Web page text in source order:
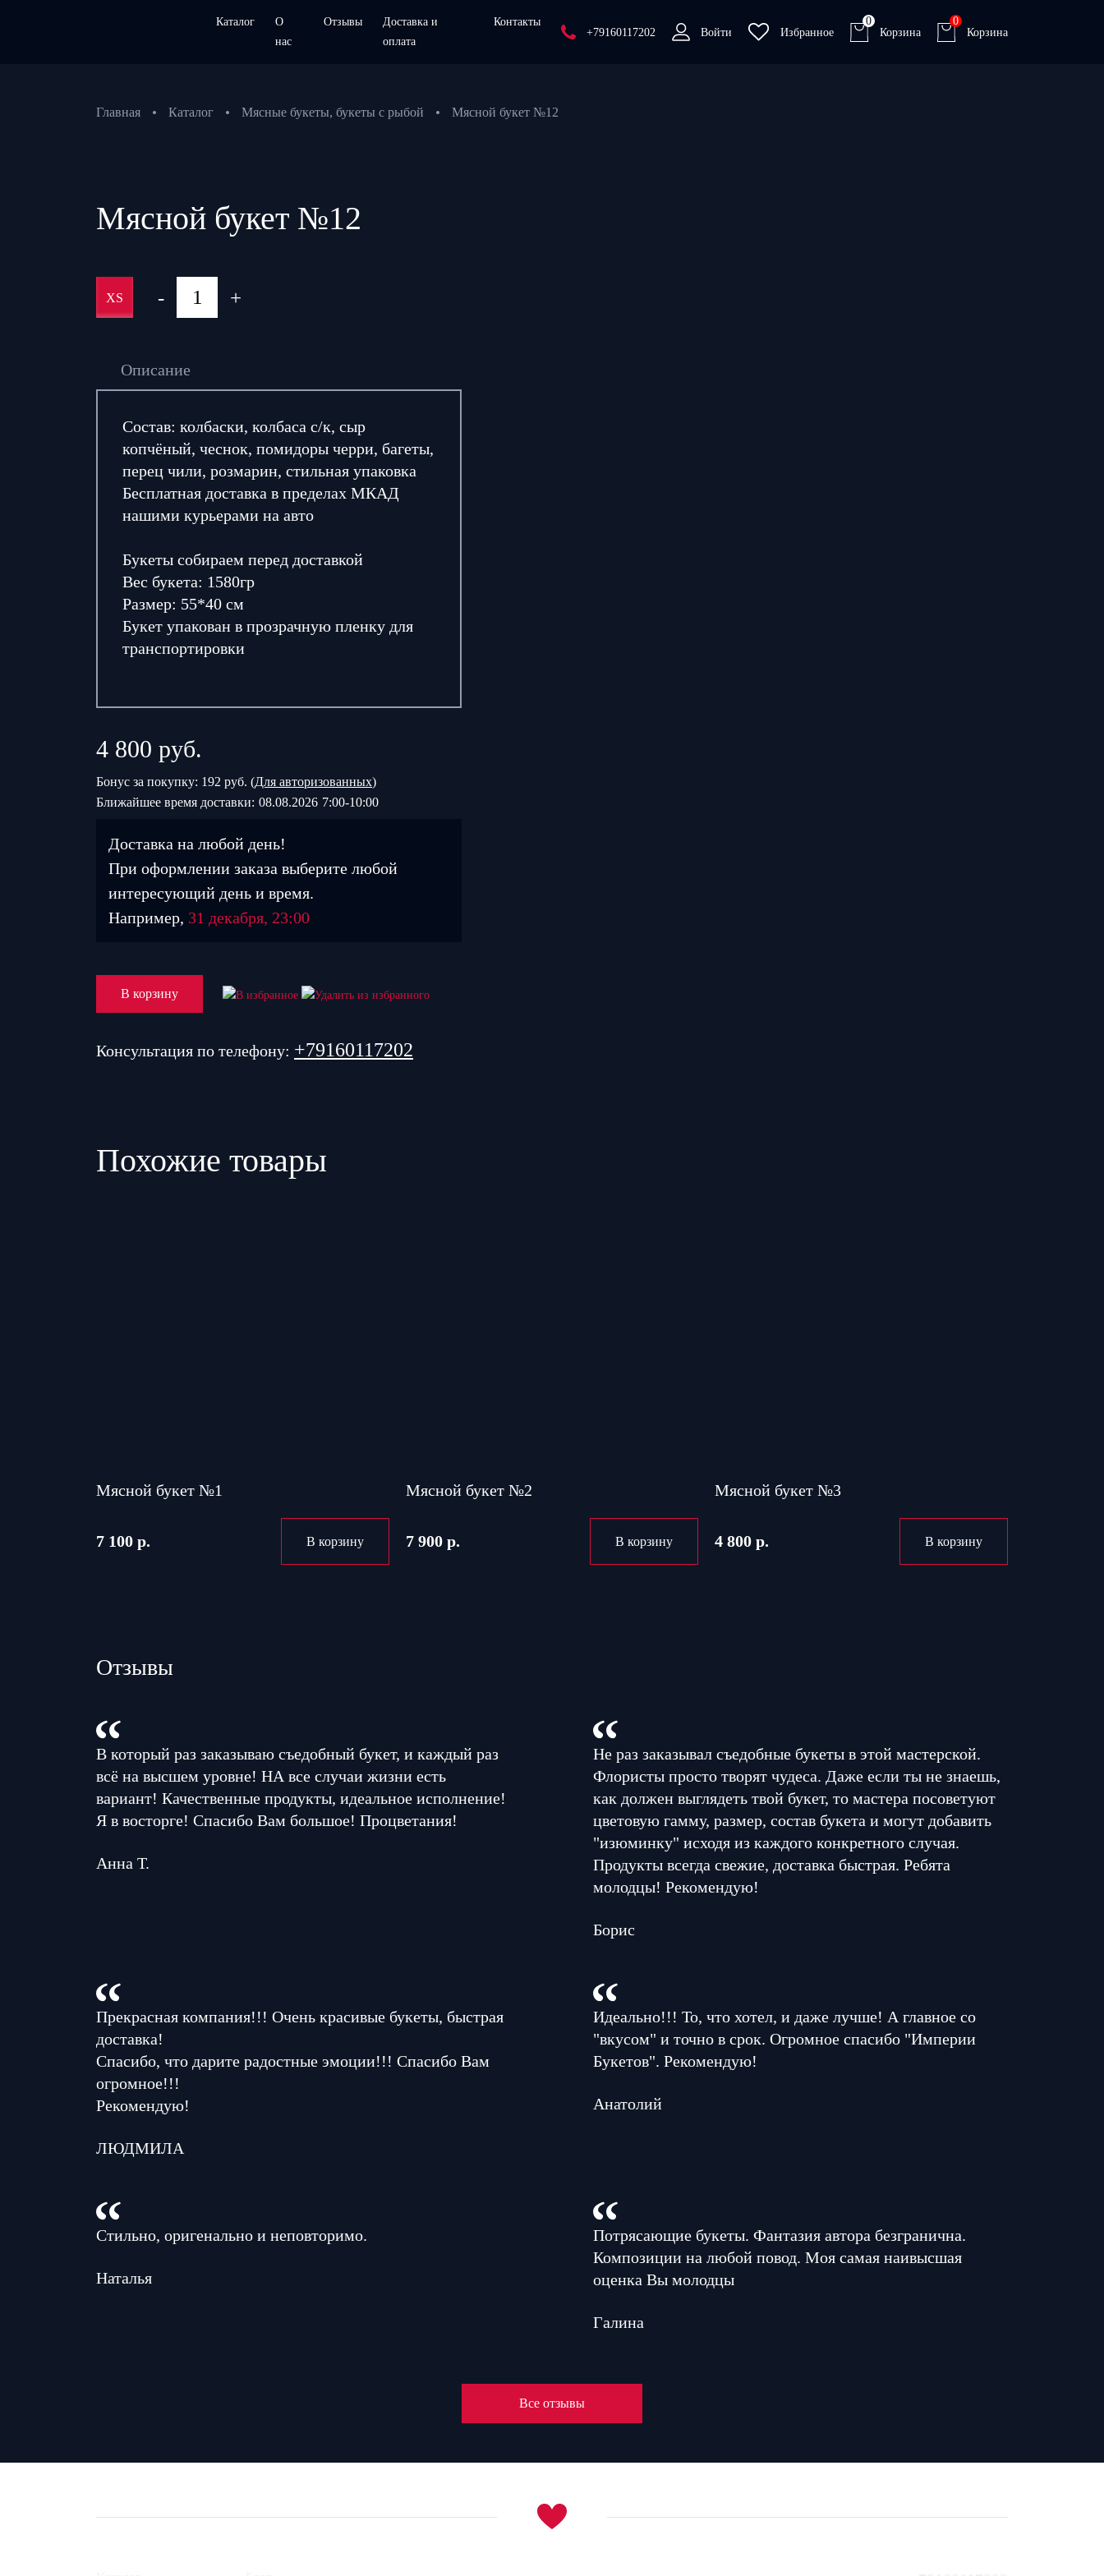
Каталог
О
нас
Отзывы
Доставка и
оплата
Контакты
+79160117202
Войти Избранное
0
Корзина
0
Корзина
Главная Каталог Мясные букеты, букеты с рыбой Мясной букет №12
Мясной букет №12
XS - +
Описание
Состав: колбаски, колбаса с/к, сыр
копчёный, чеснок, помидоры черри, багеты,
перец чили, розмарин, стильная упаковка
Бесплатная доставка в пределах МКАД
нашими курьерами на авто
Букеты собираем перед доставкой
Вес букета: 1580гр
Размер: 55*40 см
Букет упакован в прозрачную пленку для
транспортировки
4 800 руб.
Бонус за покупку: 192 руб. (Для авторизованных)
Ближайшее время доставки: 08.08.2026 7:00-10:00
Доставка на любой день!
При оформлении заказа выберите любой
интересующий день и время.
Например, 31 декабря, 23:00
В корзину
Консультация по телефону: +79160117202
Похожие товары
Мясной букет №1
7 100 р. В корзину
Мясной букет №2
7 900 р. В корзину
Мясной букет №3
4 800 р. В корзину
Отзывы
В который раз заказываю съедобный букет, и каждый раз
всё на высшем уровне! НА все случаи жизни есть
вариант! Качественные продукты, идеальное исполнение!
Я в восторге! Спасибо Вам большое! Процветания!
Анна Т.
Не раз заказывал съедобные букеты в этой мастерской.
Флористы просто творят чудеса. Даже если ты не знаешь,
как должен выглядеть твой букет, то мастера посоветуют
цветовую гамму, размер, состав букета и могут добавить
"изюминку" исходя из каждого конкретного случая.
Продукты всегда свежие, доставка быстрая. Ребята
молодцы! Рекомендую!
Борис
Прекрасная компания!!! Очень красивые букеты, быстрая
доставка!
Спасибо, что дарите радостные эмоции!!! Спасибо Вам
огромное!!!
Рекомендую!
ЛЮДМИЛА
Идеально!!! То, что хотел, и даже лучше! А главное со
"вкусом" и точно в срок. Огромное спасибо "Империи
Букетов". Рекомендую!
Анатолий
Стильно, оригенально и неповторимо.
Наталья
Потрясающие букеты. Фантазия автора безгранична.
Композиции на любой повод. Моя самая наивысшая
оценка Вы молодцы
Галина
Все отзывы